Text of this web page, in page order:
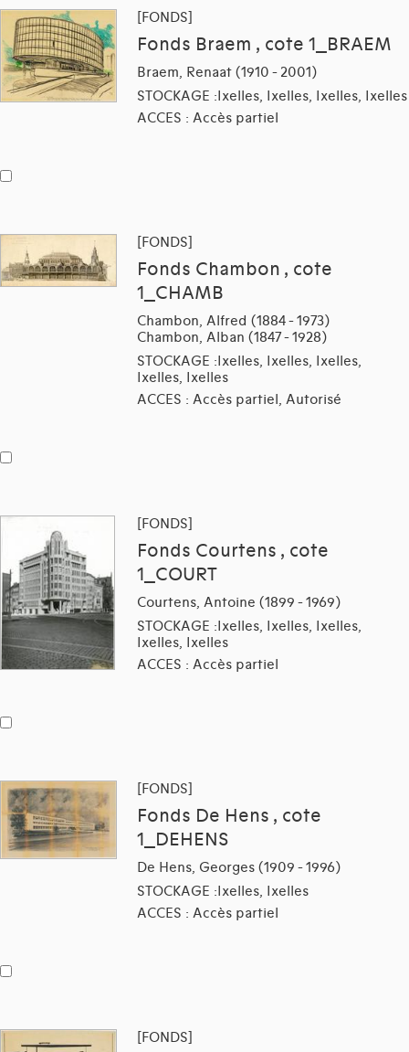
[FONDS]
Fonds Braem , cote 1_BRAEM
Braem, Renaat (1910 - 2001)
STOCKAGE :Ixelles, Ixelles, Ixelles, Ixelles
ACCES : Accès partiel
[FONDS]
Fonds Chambon , cote
1_CHAMB
Chambon, Alfred (1884 - 1973)
Chambon, Alban (1847 - 1928)
STOCKAGE :Ixelles, Ixelles, Ixelles,
Ixelles, Ixelles
ACCES : Accès partiel, Autorisé
[FONDS]
Fonds Courtens , cote
1_COURT
Courtens, Antoine (1899 - 1969)
STOCKAGE :Ixelles, Ixelles, Ixelles,
Ixelles, Ixelles
ACCES : Accès partiel
[FONDS]
Fonds De Hens , cote
1_DEHENS
De Hens, Georges (1909 - 1996)
STOCKAGE :Ixelles, Ixelles
ACCES : Accès partiel
[FONDS]